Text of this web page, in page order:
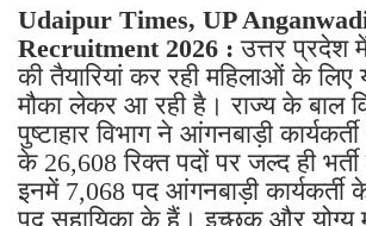
Udaipur Times, UP
Recruitment 2026 :उत्तर प्रदेश
की तैयारियां कर रही महिलाओं के लिए
मौका लेकर आ रही है। राज्य के बाल
पुष्टाहार विभाग ने आंगनबाड़ी
के 26,608 रिक्त पदों पर जल्द ही
इनमें 7,068 पद आंगनबाड़ी
पद सहायिका के हैं। इच्छुक और योग्य